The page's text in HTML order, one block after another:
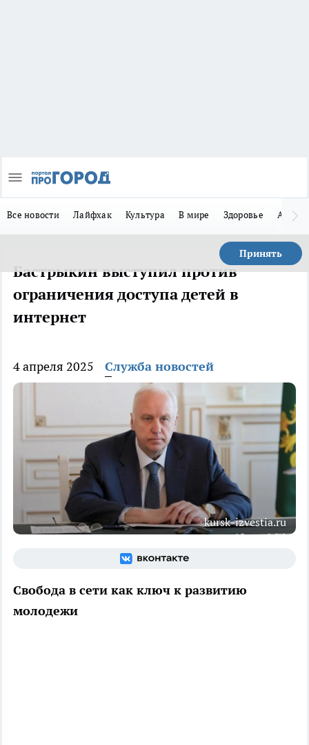
Все новости Лайфхак Культура В мире Здоровье Авто
Принять
Бастрыкин выступил против
ограничения доступа детей в
интернет
4 апреля 2025 Служба новостей
kursk-izvestia.ru
Свобода в сети как ключ к развитию
молодежи